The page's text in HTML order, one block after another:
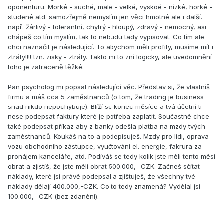
oponenturu. Morké - suché, malé - velké, vyskoé - nízké, horké -
studené atd. samozřejmě nemyslím jen věci hmotné ale i další.
např. žárlivý - tolerantní, chytrý - hloupý, zdravý - nemocný, asi
chápeš co tím myslím, tak to nebudu tady vypisovat. Co tím ale
chci naznačit je následující. To abychom měli profity, musíme mít i
ztráty!!!! tzn. zisky - ztráty. Takto mi to zní logicky, ale uvedomnění
toho je zatraceně těžké.
Pan psycholog mi popsal následující věc. Představ si, že vlastníš
firmu a máš cca 5 zaměstnanců (o tom, že trading je business
snad nikdo nepochybuje). Blíží se konec měsíce a tvá účetní ti
nese podepsat faktury které je potřeba zaplatit. Součastně chce
také podepsat příkaz aby z banky odešla platba na mzdy tvých
zaměstnanců. Koukáš na to a podepisuješ. Mzdy pro lidi, oprava
vozu obchodního zástupce, vyučtování el. energie, fakrura za
pronájem kanceláře, atd. Podíváš se tedy kolik jste měli tento měsí
obrat a zjistíš, že jste měli obrat 500.000,- CZK. Začneš sčítat
náklady, které jsi právě podepsal a zjištuješ, že všechny tvé
náklady dělají 400.000,-CZK. Co to tedy znamená? Vydělal jsi
100.000,- CZK (bez zdanění).